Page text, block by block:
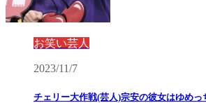
お笑い芸人
2023/11/7
チェリー大作戦(芸人)宗安の彼女はゆめっ